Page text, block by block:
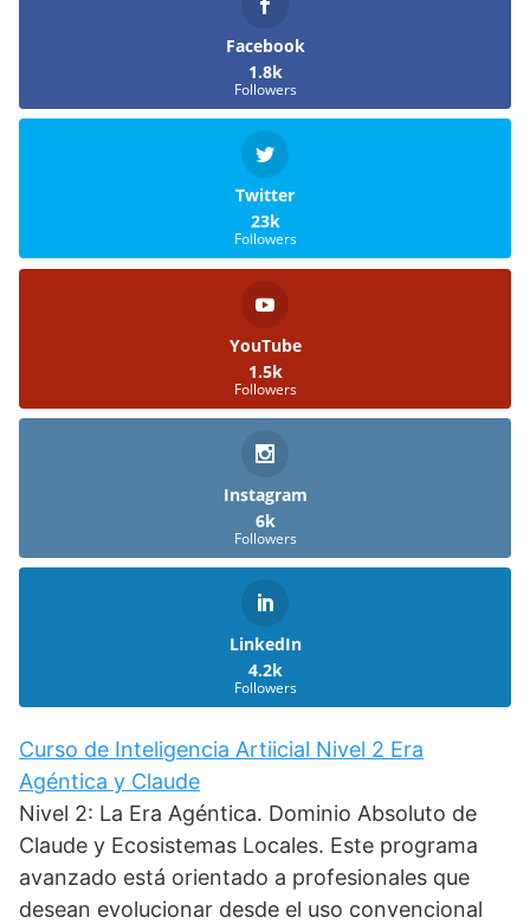
Facebook
1.8k
Followers
Twitter
23k
Followers
YouTube
1.5k
Followers
Instagram
6k
Followers
LinkedIn
4.2k
Followers
Curso de Inteligencia Artiicial Nivel 2 Era
Agéntica y Claude
Nivel 2: La Era Agéntica. Dominio Absoluto de
Claude y Ecosistemas Locales. Este programa
avanzado está orientado a profesionales que
desean evolucionar desde el uso convencional